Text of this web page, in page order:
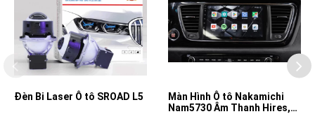
Đèn Bi Laser Ô tô SROAD L5
Màn Hình Ô tô Nakamichi
Nam5730 Âm Thanh Hires,